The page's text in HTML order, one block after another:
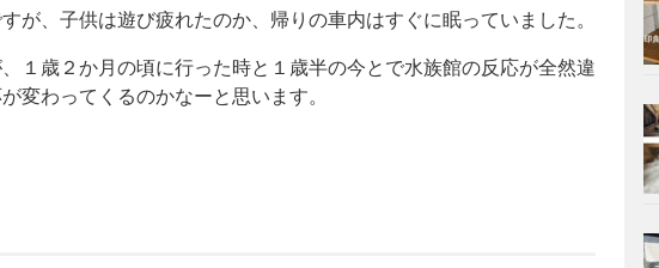
が、子供は遊び疲れたのか、帰りの車内はすぐに眠っていました。
１歳２か月の頃に行った時と１歳半の今とで水族館の反応が全然違
変わってくるのかなーと思います。